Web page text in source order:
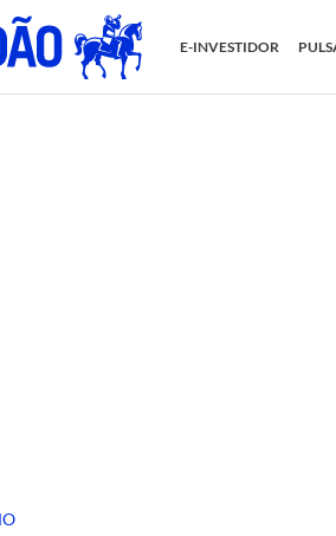
E-INVESTIDOR